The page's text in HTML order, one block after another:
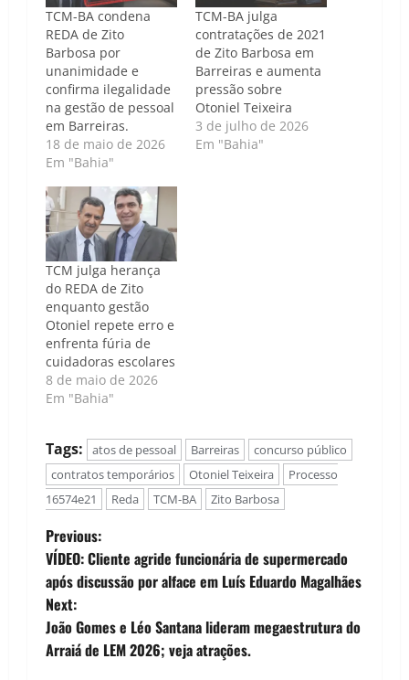
TCM-BA condena
REDA de Zito
Barbosa por
unanimidade e
confirma ilegalidade
na gestão de pessoal
em Barreiras.
18 de maio de 2026
Em "Bahia"
TCM-BA julga
contratações de 2021
de Zito Barbosa em
Barreiras e aumenta
pressão sobre
Otoniel Teixeira
3 de julho de 2026
Em "Bahia"
TCM julga herança
do REDA de Zito
enquanto gestão
Otoniel repete erro e
enfrenta fúria de
cuidadoras escolares
8 de maio de 2026
Em "Bahia"
Tags: atos de pessoal Barreiras
concurso público
contratos temporários
Otoniel Teixeira
Processo
16574e21
Reda TCM-BA Zito Barbosa
P
o
s
t
Previous:
VÍDEO: Cliente agride funcionária de supermercado
após discussão por alface em Luís Eduardo Magalhães
Next:
João Gomes e Léo Santana lideram megaestrutura do
Arraiá de LEM 2026; veja atrações.